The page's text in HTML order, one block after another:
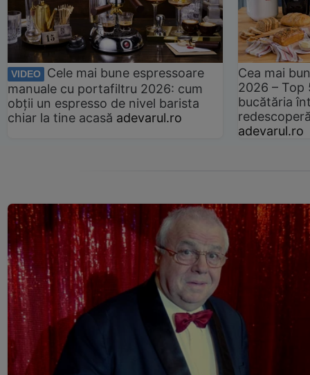
VIDEO
Cele mai bune espressoare
manuale cu portafiltru 2026: cum
obții un espresso de nivel barista
chiar la tine acasă adevarul.ro
Cea mai
2026 –
bucătăria
adevarul.ro